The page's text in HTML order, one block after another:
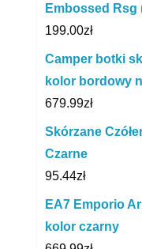
Embossed Rsg
199.00zł
Camper botki
kolor bordowy
679.99zł
Skórzane
Czarne
95.44zł
EA7 Emporio
kolor czarny